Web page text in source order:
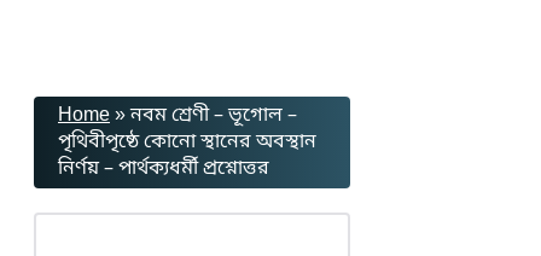
Home»নবম শ্রেণী – ভূগোল –
পৃথিবীপৃষ্ঠে কোনো স্থানের অবস্থান
নির্ণয় – পার্থক্যধর্মী প্রশ্নোত্তর